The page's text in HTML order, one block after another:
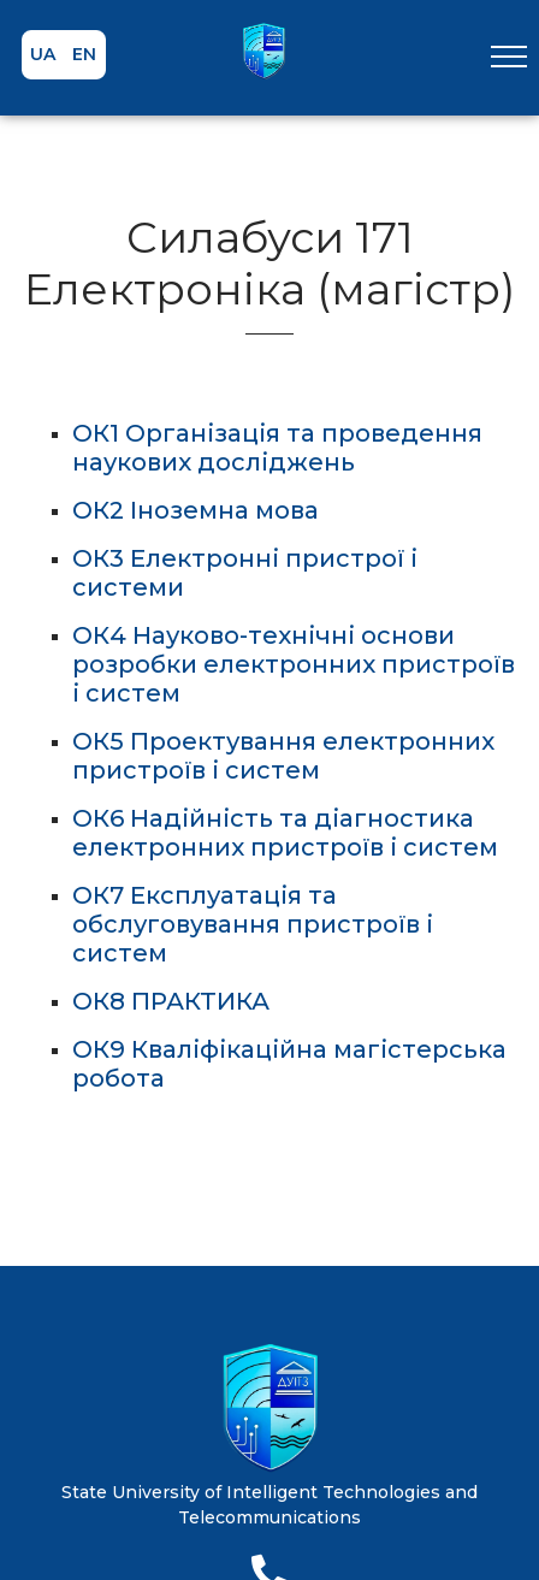
UA EN
Силабуси 171
Електроніка (магістр)
ОК1 Організація та проведення
наукових досліджень
ОК2 Іноземна мова
ОК3 Електронні пристрої і
системи
ОК4 Науково-технічні основи
розробки електронних пристроїв
і систем
ОК5 Проектування електронних
пристроїв і систем
ОК6 Надійність та діагностика
електронних пристроїв і систем
ОК7 Експлуатація та
обслуговування пристроїв і
систем
ОК8 ПРАКТИКА
ОК9 Кваліфікаційна магістерська
робота
State University of Intelligent Technologies and
Telecommunications